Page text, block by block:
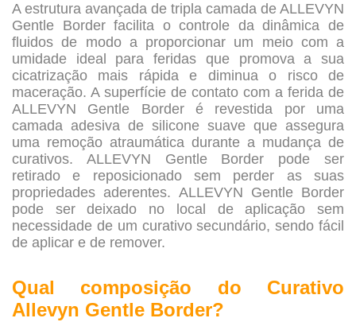
A estrutura avançada de tripla camada de ALLEVYN
Gentle Border facilita o controle da dinâmica de
fluidos de modo a proporcionar um meio com a
umidade ideal para feridas que promova a sua
cicatrização mais rápida e diminua o risco de
maceração. A superfície de contato com a ferida de
ALLEVYN Gentle Border é revestida por uma
camada adesiva de silicone suave que assegura
uma remoção atraumática durante a mudança de
curativos. ALLEVYN Gentle Border pode ser
retirado e reposicionado sem perder as suas
propriedades aderentes. ALLEVYN Gentle Border
pode ser deixado no local de aplicação sem
necessidade de um curativo secundário, sendo fácil
de aplicar e de remover.
Qual composição do Curativo
Allevyn Gentle Border?